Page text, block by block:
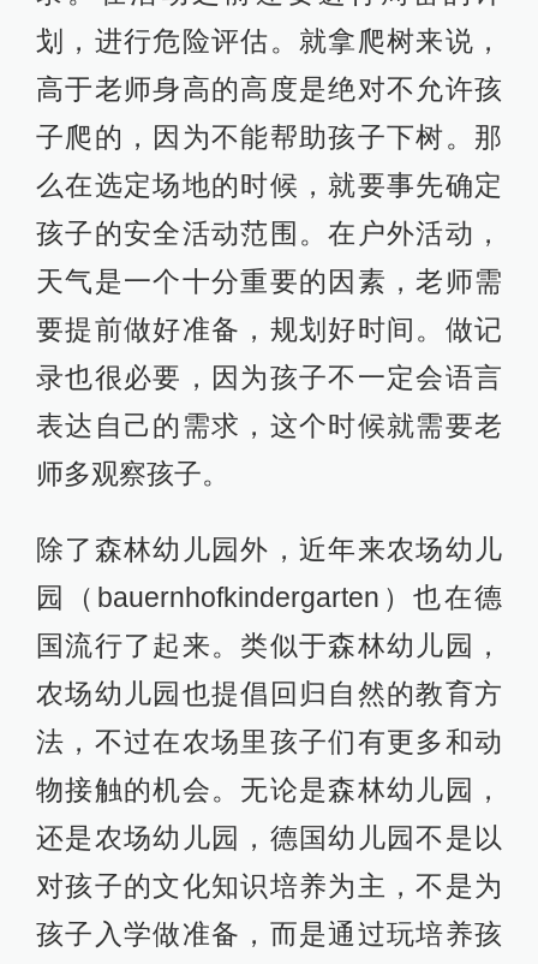
表达自己的需求，这个时候就需要老
师多观察孩子。
除了森林幼儿园外，近年来农场幼儿
园（bauernhofkindergarten）也在德
国流行了起来。类似于森林幼儿园，
农场幼儿园也提倡回归自然的教育方
法，不过在农场里孩子们有更多和动
物接触的机会。无论是森林幼儿园，
还是农场幼儿园，德国幼儿园不是以
对孩子的文化知识培养为主，不是为
孩子入学做准备，而是通过玩培养孩
子的独立性和对社会的适应能力。曾
有人说德国人是故意让孩子输在起跑
线上，但人生的跑道很长，到底怎么
跑，如何是赢是输，也许只有自己才
知道。
农场幼儿园的孩子在挤牛奶。
@bauernhofkindergarten-schiltach